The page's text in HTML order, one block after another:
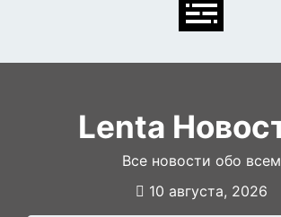
Lenta
Все новости обо всем
10 августа, 2026